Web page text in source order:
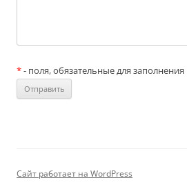
*- поля, обязательные для заполнения
Сайт работает на WordPress